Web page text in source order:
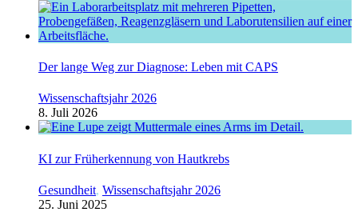
Der lange Weg zur Diagnose: Leben mit CAPS
Wissenschaftsjahr 2026
8. Juli 2026
KI zur Früherkennung von Hautkrebs
Gesundheit, Wissenschaftsjahr 2026
25. Juni 2025